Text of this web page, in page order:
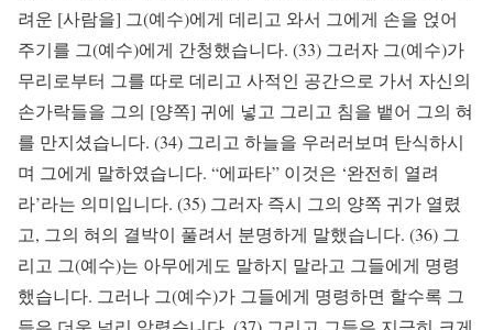
려운 [사람을] 그(예수)에게 데리고 와서 그에게 손을 얹어
주기를 그(예수)에게 간청했습니다. (33) 그러자 그(예수)가
무리로부터 그를 따로 데리고 사적인 공간으로 가서 자신의
손가락들을 그의 [양쪽] 귀에 넣고 그리고 침을 뱉어 그의 혀
를 만지셨습니다. (34) 그리고 하늘을 우러러보며 탄식하시
며 그에게 말하였습니다. “에파타” 이것은 ‘완전히 열려
라’라는 의미입니다. (35) 그러자 즉시 그의 양쪽 귀가 열렸
고, 그의 혀의 결박이 풀려서 분명하게 말했습니다. (36) 그
리고 그(예수)는 아무에게도 말하지 말라고 그들에게 명령
했습니다. 그러나 그(예수)가 그들에게 명령하면 할수록 그